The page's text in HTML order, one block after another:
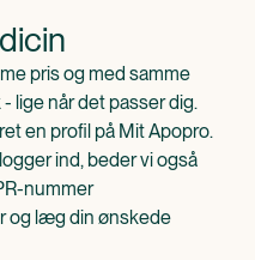
pris og med samme
lige når det passer dig.
en profil på Mit Apopro.
ind, beder vi også
nummer
og læg din ønskede